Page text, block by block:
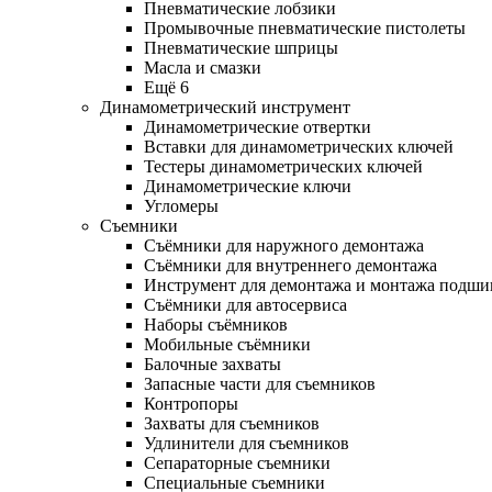
Пневматические лобзики
Промывочные пневматические пистолеты
Пневматические шприцы
Масла и смазки
Ещё 6
Динамометрический инструмент
Динамометрические отвертки
Вставки для динамометрических ключей
Тестеры динамометрических ключей
Динамометрические ключи
Угломеры
Съемники
Съёмники для наружного демонтажа
Съёмники для внутреннего демонтажа
Инструмент для демонтажа и монтажа
Съёмники для автосервиса
Наборы съёмников
Мобильные съёмники
Балочные захваты
Запасные части для съемников
Контропоры
Захваты для съемников
Удлинители для съемников
Сепараторные съемники
Специальные съемники